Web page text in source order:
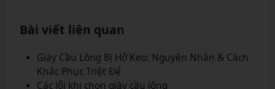
Bài viết liên quan
Giày Cầu Lông Bị Hở Keo: Nguyên Nhân & Cách
Khắc Phục Triệt Để
Các lỗi khi chọn giày cầu lông